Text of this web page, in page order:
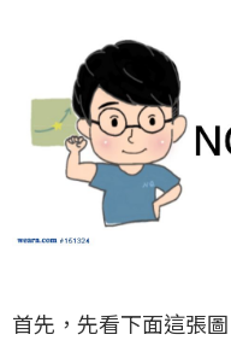
首先，先看下面這張